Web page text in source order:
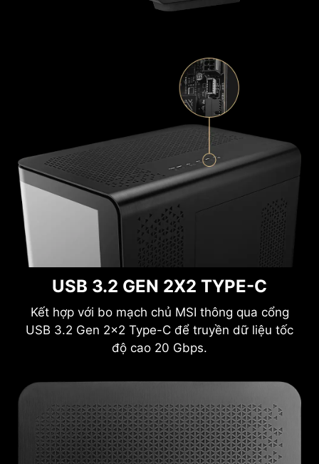
USB 3.2 GEN 2X2 TYPE-C
Kết hợp với bo mạch chủ MSI thông qua cổng
USB 3.2 Gen 2x2 Type-C để truyền dữ liệu tốc
độ cao 20 Gbps.